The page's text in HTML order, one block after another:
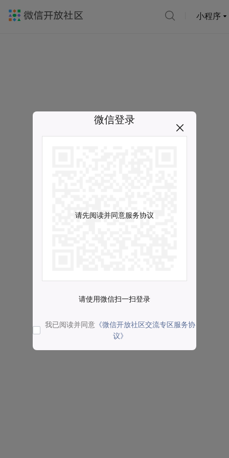
小程序
微信登录
请先阅读并同意服务协议
请使用微信扫一扫登录
我已阅读并同意 《微信开放社区交流专区服务协
议》